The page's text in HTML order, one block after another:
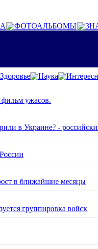
ФОТОАЛЬБОМЫ
Здоровье Наука
ужасов.
в Украине? -
в ближайшие месяцы
группировка войск